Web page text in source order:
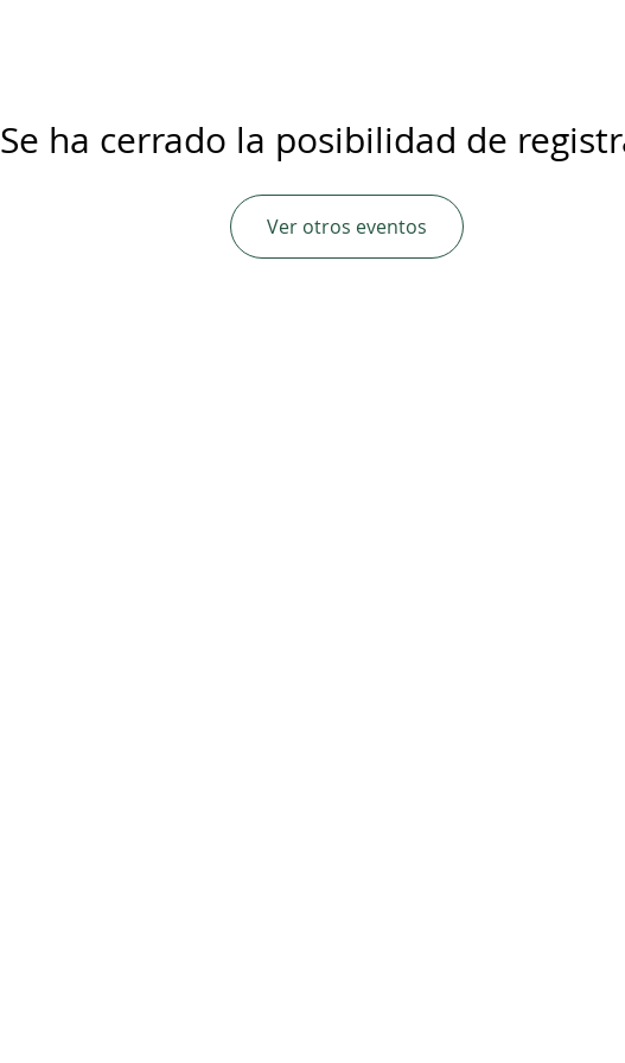
Se ha cerrado la posibilidad de
Ver otros eventos